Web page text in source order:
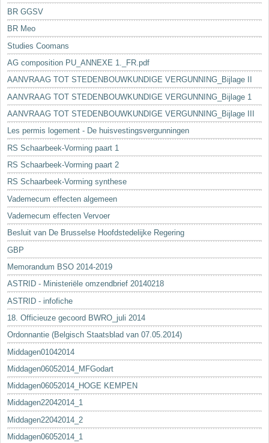
BR GGSV
BR Meo
Studies Coomans
AG composition PU_ANNEXE 1._FR.pdf
AANVRAAG TOT STEDENBOUWKUNDIGE VERGUNNING_Bijlage II
AANVRAAG TOT STEDENBOUWKUNDIGE VERGUNNING_Bijlage 1
AANVRAAG TOT STEDENBOUWKUNDIGE VERGUNNING_Bijlage III
Les permis logement - De huisvestingsvergunningen
RS Schaarbeek-Vorming paart 1
RS Schaarbeek-Vorming paart 2
RS Schaarbeek-Vorming synthese
Vademecum effecten algemeen
Vademecum effecten Vervoer
Besluit van De Brusselse Hoofdstedelijke Regering
GBP
Memorandum BSO 2014-2019
ASTRID - Ministeriële omzendbrief 20140218
ASTRID - infofiche
18. Officieuze gecoord BWRO_juli 2014
Ordonnantie (Belgisch Staatsblad van 07.05.2014)
Middagen01042014
Middagen06052014_MFGodart
Middagen06052014_HOGE KEMPEN
Middagen22042014_1
Middagen22042014_2
Middagen06052014_1